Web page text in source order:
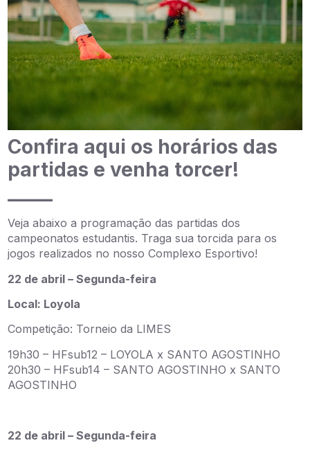
Confira aqui os horários das
partidas e venha torcer!
_____
Veja abaixo a programação das partidas dos
campeonatos estudantis. Traga sua torcida para os
jogos realizados no nosso Complexo Esportivo!
22 de abril – Segunda-feira
Local: Loyola
Competição: Torneio da LIMES
19h30 – HFsub12 – LOYOLA x SANTO AGOSTINHO
20h30 – HFsub14 – SANTO AGOSTINHO x SANTO
AGOSTINHO
22 de abril – Segunda-feira